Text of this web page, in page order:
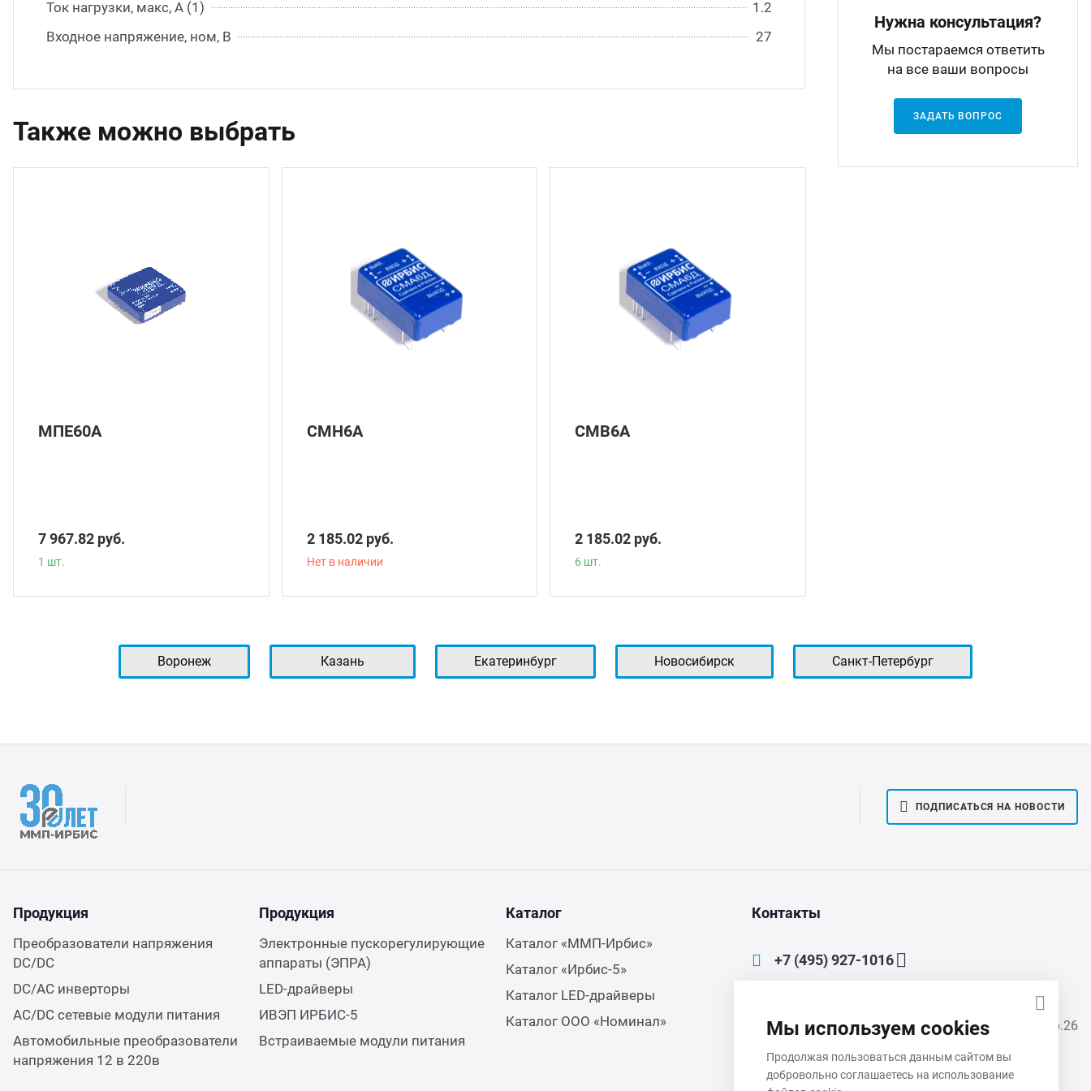
Ток нагрузки, макс, А (1)
1.2
Входное напряжение, ном, В
27
Также можно выбрать
МПЕ60А
7 967.82 руб.
1 шт.
СМН6А
2 185.02 руб.
Нет в наличии
СМВ6А
2 185.02 руб.
6 шт.
Нужна консультация?
Мы постараемся ответить
на все ваши вопросы
ЗАДАТЬ ВОПРОС
Воронеж Казань Екатеринбург Новосибирск Санкт-Петербург
ПОДПИСАТЬСЯ НА НОВОСТИ
Продукция
Преобразователи напряжения
DC/DC
DC/AC инверторы
AC/DC сетевые модули питания
Автомобильные преобразователи
напряжения 12 в 220в
Продукция
Электронные пускорегулирующие
аппараты (ЭПРА)
LED-драйверы
ИВЭП ИРБИС-5
Встраиваемые модули питания
Каталог
Каталог «ММП-Ирбис»
Каталог «Ирбис-5»
Каталог LED-драйверы
Каталог ООО «Номинал»
Контакты
+7 (495) 927-1016
111033, Москва, Золоторожский Вал, д. 11, стр.26
Пн-Чт 8:00 - 17:00
Пт 8:00 - 16:00
Мы используем cookies
Продолжая пользоваться данным сайтом вы
добровольно соглашаетесь на использование